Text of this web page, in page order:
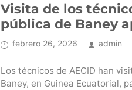
Visita de los
pública de Baney
febrero 26, 2026 admin
Los técnicos de AECID han
Baney, en Guinea Ecuatorial,